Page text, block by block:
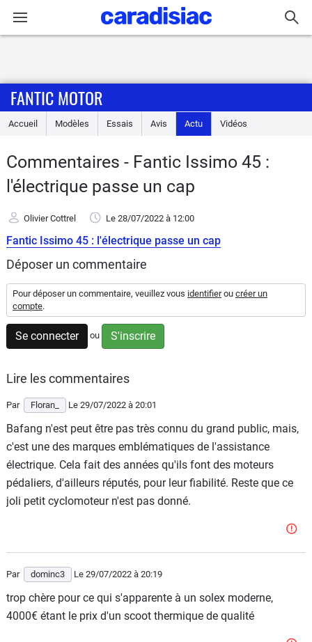
Accueil
Essais
Avis
Scooters
&
125
Marques
Services
Auto
FANTIC MOTOR
Accueil Modèles Essais Avis Actu Vidéos
Commentaires - Fantic Issimo 45 :
l'électrique passe un cap
Olivier Cottrel Le 28/07/2022 à 12:00
Fantic Issimo 45 : l'électrique passe un cap
Déposer un commentaire
Pour déposer un commentaire, veuillez vous identifierou créer un
compte.
Se connecter ou S'inscrire
Lire les commentaires
Par Floran_ Le 29/07/2022 à 20:01
Bafang n'est peut être pas très connu du grand public, mais,
c'est une des marques emblématiques de l'assistance
électrique. Cela fait des années qu'ils font des moteurs
pédaliers, d'ailleurs réputés, pour leur fiabilité. Reste que ce
joli petit cyclomoteur n'est pas donné.
Par dominc3 Le 29/07/2022 à 20:19
trop chère pour ce qui s'apparente à un solex moderne,
4000€ étant le prix d'un scoot thermique de qualité